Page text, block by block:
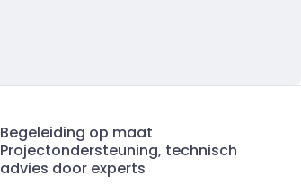
Begeleiding op maat
Projectondersteuning, technisch
advies door experts